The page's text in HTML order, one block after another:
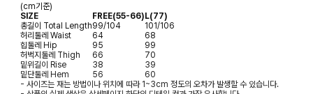
(cm기준)
SIZE
FREE(55-66)L(77)
총길이 Total Length99/104
101/106
허리둘레 Waist 64
68
힙둘레 Hip 95
99
허벅지둘레 Thigh 66
70
밑위길이 Rise 38
39
밑단둘레 Hem 56
60
- 사이즈는 재는 방법이나 위치에 따라 1~3cm 정도의 오차가 발생할 수 있습니다.